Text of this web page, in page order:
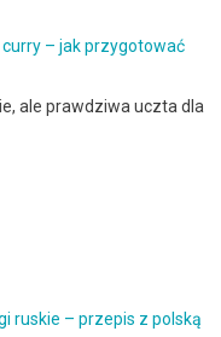
– jak przygotować
ale prawdziwa uczta dla
ruskie – przepis z polską